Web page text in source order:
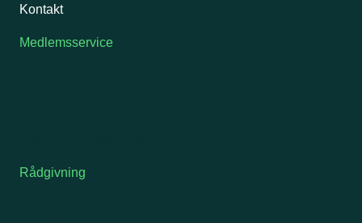
Kontakt
Medlemsservice
Rådgivning